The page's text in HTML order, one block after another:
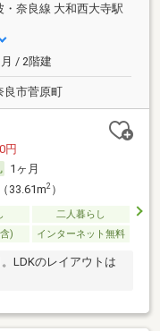
・奈良線 大和西大寺駅
/ 2階建
良市菅原町
円
1ヶ月
33.61m2）
二人暮らし
) インターネット無料
LDKのレイアウトは